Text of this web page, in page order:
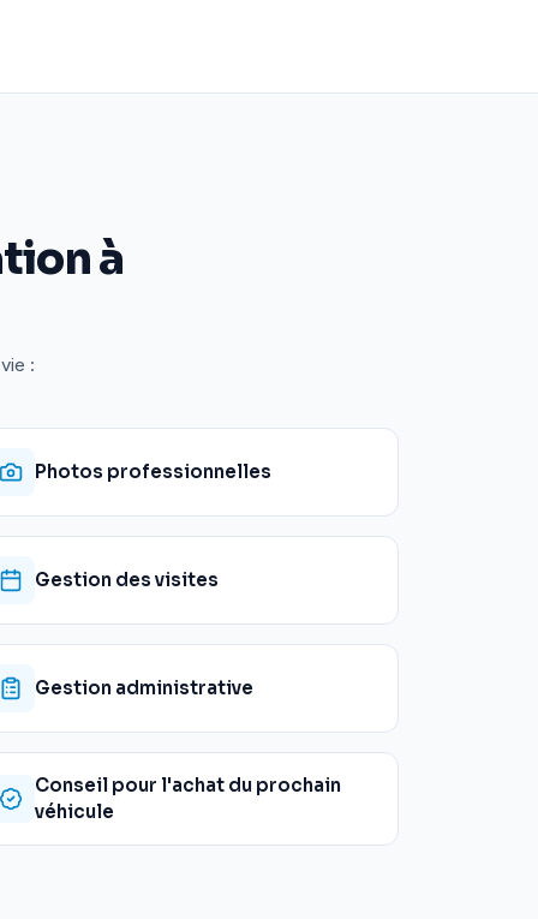
à
:
Photos professionnelles
Gestion des visites
Gestion administrative
Conseil pour l'achat du prochain
véhicule